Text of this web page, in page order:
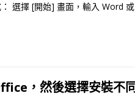
選擇 [開始] 畫面，輸入 Word
，然後選擇安裝不